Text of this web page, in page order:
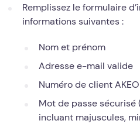
Remplissez le formulaire
informations suivantes :
Nom et prénom
Adresse e-mail valide
Numéro de client
Mot de passe sécurisé
incluant majuscules,